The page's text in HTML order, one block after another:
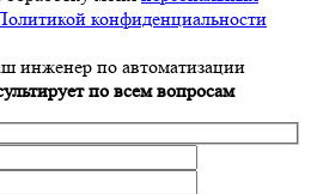
конфиденциальности
инженер по автоматизации
по всем вопросам